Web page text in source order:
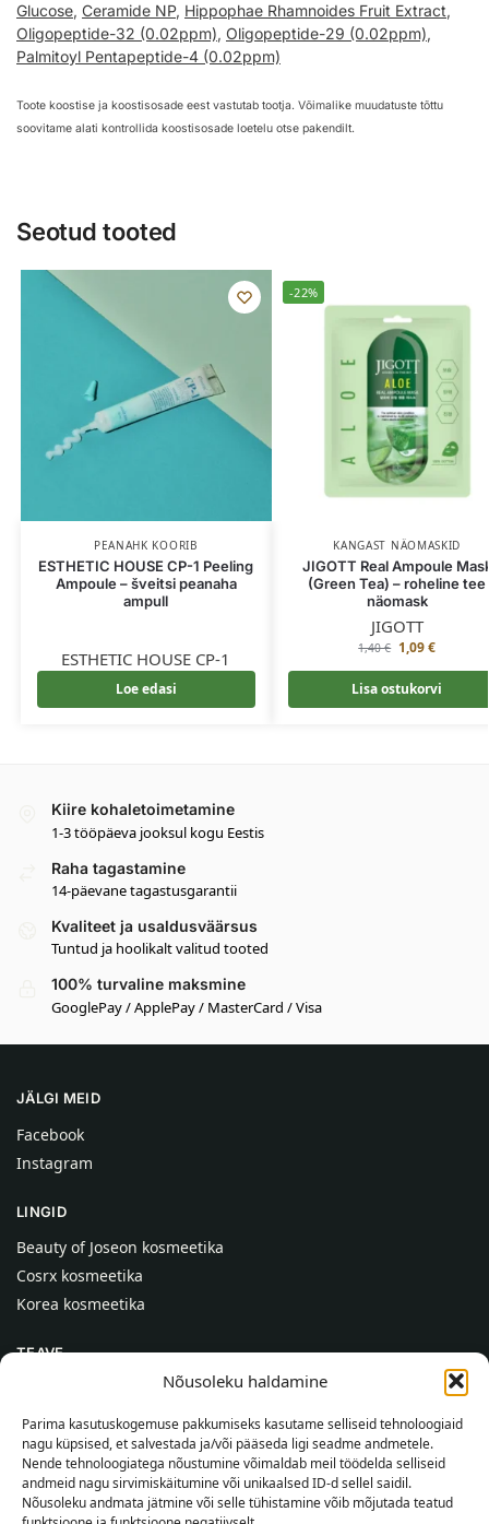
Nõusoleku haldamine
Parima kasutuskogemuse pakkumiseks kasutame selliseid tehnoloogiaid
nagu küpsised, et salvestada ja/või pääseda ligi seadme andmetele.
Nende tehnoloogiatega nõustumine võimaldab meil töödelda selliseid
andmeid nagu sirvimiskäitumine või unikaalsed ID-d sellel saidil.
Nõusoleku andmata jätmine või selle tühistamine võib mõjutada teatud
Glucose, Ceramide NP, Hippophae Rhamnoides Fruit Extract,
Oligopeptide-32 (0.02ppm), Oligopeptide-29 (0.02ppm),
Palmitoyl Pentapeptide-4 (0.02ppm)
Toote koostise ja koostisosade eest vastutab tootja. Võimalike muudatuste tõttu
soovitame alati kontrollida koostisosade loetelu otse pakendilt.
Seotud tooted
PEANAHK KOORIB
ESTHETIC HOUSE CP-1 Peeling
Ampoule – šveitsi peanaha
ampull
ESTHETIC HOUSE CP-1
Loe edasi
-22%
KANGAST NÄOMASKID
JIGOTT Real Ampoule
(Green Tea) – roheline tee
näomask
JIGOTT
1,40€ 1,09€
Lisa ostukorvi
Kiire kohaletoimetamine
1-3 tööpäeva jooksul kogu Eestis
Raha tagastamine
14-päevane tagastusgarantii
Kvaliteet ja usaldusväärsus
Tuntud ja hoolikalt valitud tooted
100% turvaline maksmine
GooglePay / ApplePay / MasterCard / Visa
JÄLGI MEID
Facebook
Instagram
LINGID
Beauty of Joseon kosmeetika
Cosrx kosmeetika
Korea kosmeetika
TEAVE
Kontaktid
Abi
TEAVE OSTJALE